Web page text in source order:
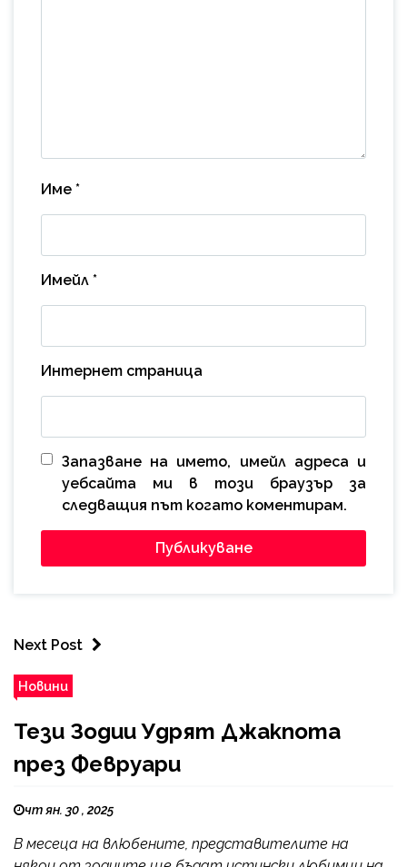
Име *
Имейл *
Интернет страница
Запазване на името, имейл адреса и
уебсайта ми в този браузър за
следващия път когато коментирам.
Next Post
Новини
Тези Зодии Удрят Джакпота
през Февруари
чт ян. 30 , 2025
В месеца на влюбените, представителите на